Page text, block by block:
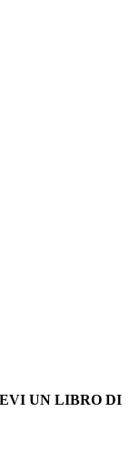
UN LIBRO DI